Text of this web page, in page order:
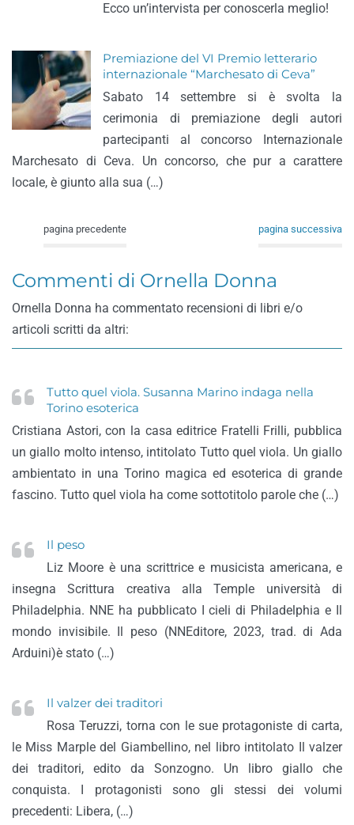
Ecco un’intervista per conoscerla meglio!
Premiazione del VI Premio letterario
internazionale “Marchesato di Ceva”
Sabato 14 settembre si è svolta la
cerimonia di premiazione degli autori
partecipanti al concorso Internazionale
Marchesato di Ceva. Un concorso, che pur a carattere
locale, è giunto alla sua (…)
pagina precedente pagina successiva
Commenti di Ornella Donna
Ornella Donna ha commentato recensioni di libri e/o
articoli scritti da altri:
Tutto quel viola. Susanna Marino indaga nella
Torino esoterica
Cristiana Astori, con la casa editrice Fratelli Frilli, pubblica
un giallo molto intenso, intitolato Tutto quel viola. Un giallo
ambientato in una Torino magica ed esoterica di grande
fascino. Tutto quel viola ha come sottotitolo parole che (…)
Il peso
Liz Moore è una scrittrice e musicista americana, e
insegna Scrittura creativa alla Temple università di
Philadelphia. NNE ha pubblicato I cieli di Philadelphia e Il
mondo invisibile. Il peso (NNEditore, 2023, trad. di Ada
Arduini)è stato (…)
Il valzer dei traditori
Rosa Teruzzi, torna con le sue protagoniste di carta,
le Miss Marple del Giambellino, nel libro intitolato Il valzer
dei traditori, edito da Sonzogno. Un libro giallo che
conquista. I protagonisti sono gli stessi dei volumi
precedenti: Libera, (…)